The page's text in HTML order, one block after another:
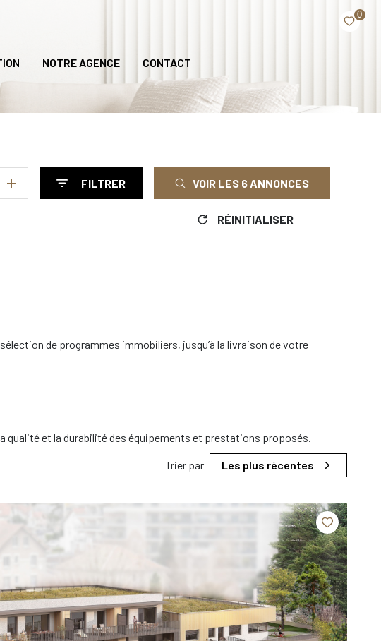
0
NOTRE AGENCE CONTACT
FILTRER VOIR LES 6 ANNONCES
RÉINITIALISER
de programmes immobiliers, jusqu’à la livraison de votre
qualité et la durabilité des équipements et prestations proposés.
Trier par Les plus récentes